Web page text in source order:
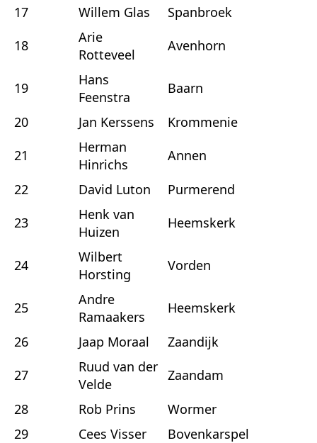
17 Willem Glas
Spanbroek
18
Arie
Rotteveel
Avenhorn
19
Hans
Feenstra
Baarn
20
Jan Kerssens
Krommenie
21
Herman
Hinrichs
Annen
22
David Luton
Purmerend
23
Henk van
Huizen
Heemskerk
24
Wilbert
Horsting
Vorden
25
Andre
Ramaakers
Heemskerk
26
Jaap Moraal
Zaandijk
27
Ruud van der
Velde
Zaandam
28
Rob Prins
Wormer
29
Cees Visser
Bovenkarspel